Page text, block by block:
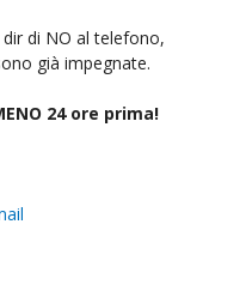
di NO al telefono,
già impegnate.
24 ore prima!